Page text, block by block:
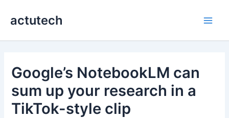
actutech
Google’s NotebookLM can
sum up your research in a
TikTok-style clip